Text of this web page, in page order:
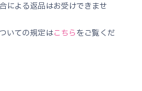
による返品はお受けできませ
いての規定はこちらをご覧くだ